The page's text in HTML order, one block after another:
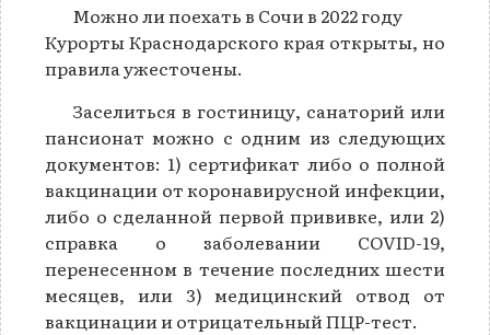
Можно ли поехать в Сочи в 2022 году
Курорты Краснодарского края открыты, но
правила ужесточены.
Заселиться в гостиницу, санаторий или
пансионат можно с одним из следующих
документов: 1) сертификат либо о полной
вакцинации от коронавирусной инфекции,
либо о сделанной первой прививке, или 2)
справка о заболевании COVID-19,
перенесенном в течение последних шести
месяцев, или 3) медицинский отвод от
вакцинации и отрицательный ПЦР-тест.